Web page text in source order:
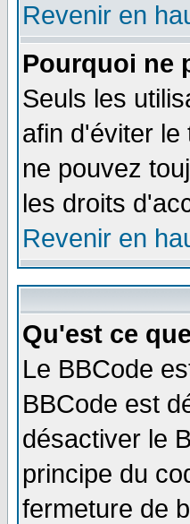
Revenir en
Pourquoi ne
Seuls les
afin d'éviter
ne pouvez
les droits
Revenir en
Qu'est ce
Le BBCode
BBCode est
désactiver le
principe du
fermeture de